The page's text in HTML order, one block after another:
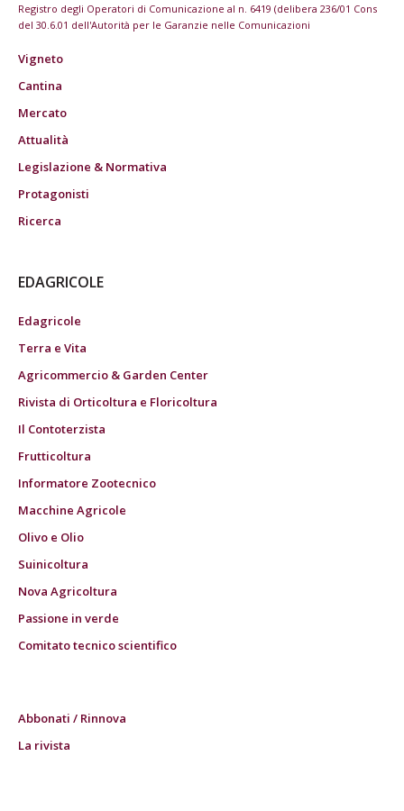
Registro degli Operatori di Comunicazione al n. 6419 (delibera 236/01 Cons
del 30.6.01 dell'Autorità per le Garanzie nelle Comunicazioni
Vigneto
Cantina
Mercato
Attualità
Legislazione & Normativa
Protagonisti
Ricerca
EDAGRICOLE
Edagricole
Terra e Vita
Agricommercio & Garden Center
Rivista di Orticoltura e Floricoltura
Il Contoterzista
Frutticoltura
Informatore Zootecnico
Macchine Agricole
Olivo e Olio
Suinicoltura
Nova Agricoltura
Passione in verde
Comitato tecnico scientifico
Abbonati / Rinnova
La rivista